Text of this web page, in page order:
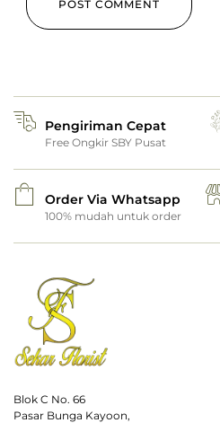
Pengiriman Cepat
Free Ongkir SBY Pusat
Order Via Whatsapp
100% mudah untuk order
Blok C No. 66
Pasar Bunga Kayoon,